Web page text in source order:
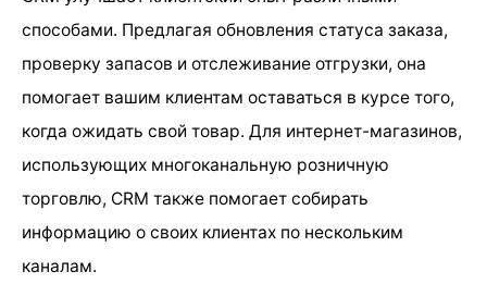
способами. Предлагая обновления статуса заказа,
проверку запасов и отслеживание отгрузки, она
помогает вашим клиентам оставаться в курсе того,
когда ожидать свой товар. Для интернет-магазинов,
использующих многоканальную розничную
торговлю, CRM также помогает собирать
информацию о своих клиентах по нескольким
каналам.